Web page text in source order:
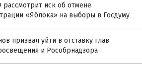
иск об отмене
«Яблока» на выборы в Госдуму
призвал уйти в отставку глав
и Рособрнадзора